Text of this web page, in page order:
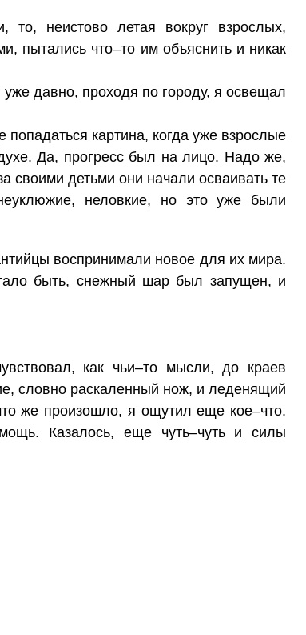
то, неистово летая вокруг взрослых,
пытались что–то им объяснить и никак
давно, проходя по городу, я освещал
картина, когда уже взрослые
Да, прогресс был на лицо. Надо же,
своими детьми они начали осваивать те
неловкие, но это уже были
воспринимали новое для их мира.
быть, снежный шар был запущен, и
как чьи–то мысли, до краев
словно раскаленный нож, и леденящий
же произошло, я ощутил еще кое–что.
Казалось, еще чуть–чуть и силы